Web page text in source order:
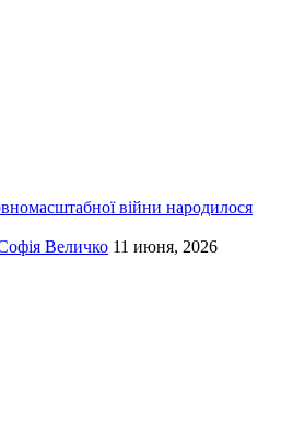
війни народилося
Величко 11 июня, 2026